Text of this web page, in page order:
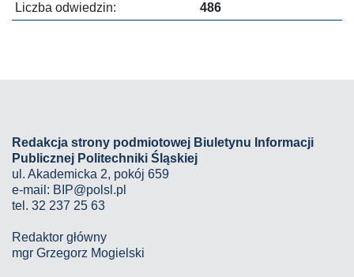
Liczba odwiedzin:
486
Redakcja strony podmiotowej Biuletynu Informacji
Publicznej Politechniki Śląskiej
ul. Akademicka 2, pokój 659
e-mail: BIP@polsl.pl
tel. 32 237 25 63
Redaktor główny
mgr Grzegorz Mogielski